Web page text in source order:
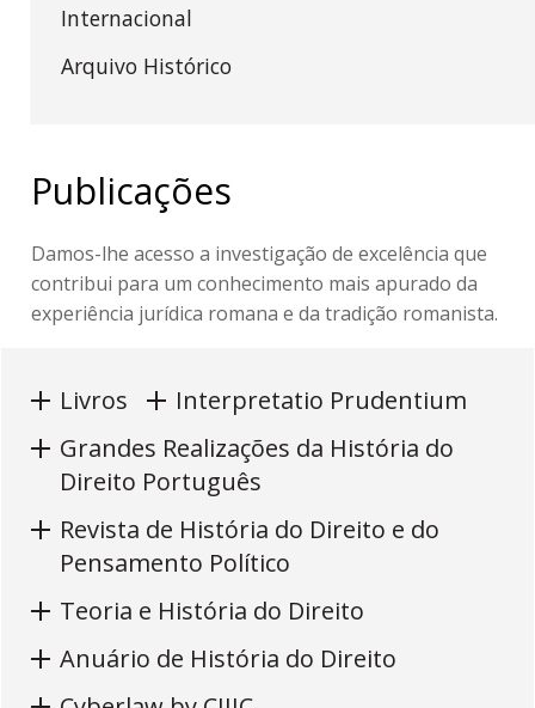
Internacional
Arquivo Histórico
Publicações
Damos-lhe acesso a investigação de excelência que
contribui para um conhecimento mais apurado da
experiência jurídica romana e da tradição romanista.
Livros
Interpretatio Prudentium
Grandes Realizações da História do
Direito Português
Revista de História do Direito e do
Pensamento Político
Teoria e História do Direito
Anuário de História do Direito